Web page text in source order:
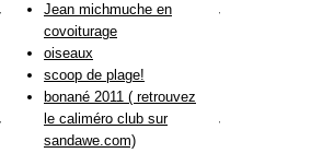
Jean michmuche en
covoiturage
oiseaux
scoop de plage!
bonané 2011 ( retrouvez
le caliméro club sur
sandawe.com)